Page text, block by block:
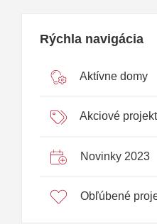
Rýchla navigácia
Aktívne domy
Akciové
Novinky 2023
Obľúbené